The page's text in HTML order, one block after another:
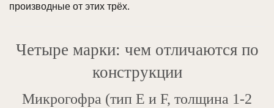
производные от этих трёх.
Четыре марки: чем отличаются по
конструкции
Микрогофра (тип E и F, толщина 1-2